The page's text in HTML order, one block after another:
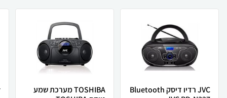
JVC רדיו דיסק Bluetooth
TOSHIBA מערכת שמע